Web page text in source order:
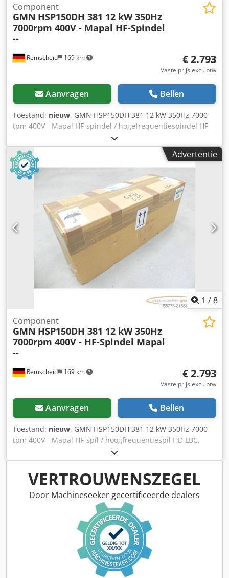
Remscheid 169 km
Component
GMN HSP150DH 381 12 kW 350Hz
7000rpm 400V - Mapal HF-Spindel
--
€ 2.793
Vaste prijs excl. btw
Aanvragen Bellen
Toestand: nieuw, GMN HSP150DH 381 12 kW 350Hz 7000
tpm 400V - Mapal HF-spindel / hogefrequentiespindel HF
LBD SN: 378201, ongebruikt in geopende originele
verpakking, 100% functioneel, levering volgens foto's LET
OP: Verpakkings- en transportkosten graag apart opvragen!
Chodpex Dwp Iefx Ac Tsa
Advertentie
1 /8
Remscheid 169 km
Component
GMN HSP150DH 381 12 kW 350Hz
7000rpm 400V - HF-Spindel Mapal
--
€ 2.793
Vaste prijs excl. btw
Aanvragen Bellen
Toestand: nieuw, GMN HSP150DH 381 12 kW 350Hz 7000
tpm 400V - Mapal HF-spil / hoogfrequentiespil HD LBC,
ongebruikt in geopende originele verpakking, 100%
functioneel, levering volgens foto's. LET OP: Verpakkings-
en transportkosten graag apart opvragen! Csdpfoy Nqagex
Ac TohaVERTROUWENSZEGEL
Door Machineseeker gecertificeerde dealers